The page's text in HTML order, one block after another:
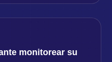
monitorear su